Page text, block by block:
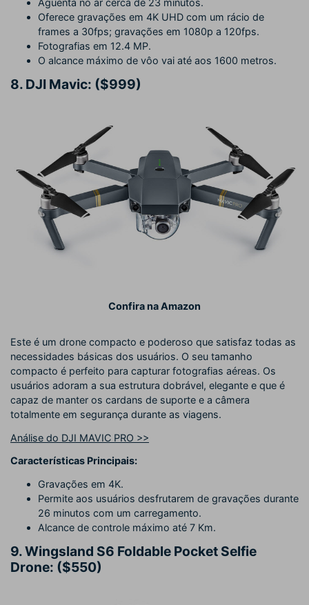
Aguenta no ar cerca de 23 minutos.
Oferece gravações em 4K UHD com um rácio de
frames a 30fps; gravações em 1080p a 120fps.
Fotografias em 12.4 MP.
O alcance máximo de vôo vai até aos 1600 metros.
8. DJI Mavic: ($999)
Confira na Amazon
Este é um drone compacto e poderoso que satisfaz todas as
necessidades básicas dos usuários. O seu tamanho
compacto é perfeito para capturar fotografias aéreas. Os
usuários adoram a sua estrutura dobrável, elegante e que é
capaz de manter os cardans de suporte e a câmera
totalmente em segurança durante as viagens.
Análise do DJI MAVIC PRO >>
Características Principais:
Gravações em 4K.
Permite aos usuários desfrutarem de gravações durante
26 minutos com um carregamento.
Alcance de controle máximo até 7 Km.
9.Wingsland S6 Foldable Pocket Selfie
Drone: ($550)